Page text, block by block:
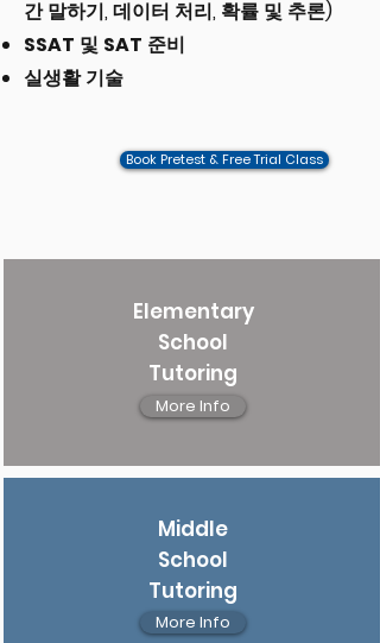
간 말하기, 데이터 처리, 확률 및 추론)
SSAT 및 SAT 준비
실생활 기술
Book Pretest & Free Trial Class
Elementary
School
Tutoring
More Info
Middle
School
Tutoring
More Info